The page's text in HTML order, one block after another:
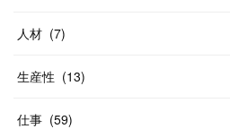
人材 (7)
生産性 (13)
仕事 (59)